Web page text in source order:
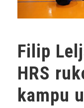
Filip
HRS
kampu